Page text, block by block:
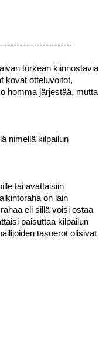
törkeän kiinnostavia
kovat otteluvoitot,
homma järjestää, mutta
nimellä kilpailun
tai avattaisiin
on lain
eli sillä voisi ostaa
paisuttaa kilpailun
tasoerot olisivat